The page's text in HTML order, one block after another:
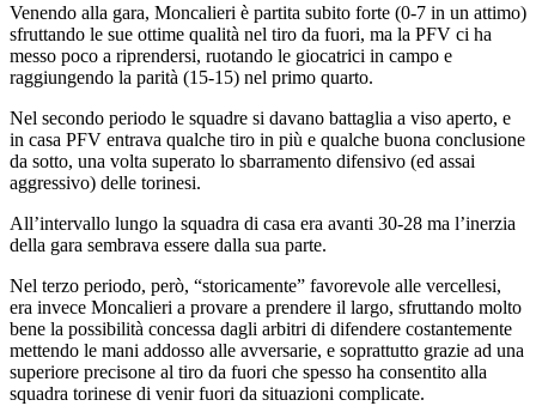
Venendo alla gara, Moncalieri è partita subito forte (0-7 in un attimo)
sfruttando le sue ottime qualità nel tiro da fuori, ma la PFV ci ha
messo poco a riprendersi, ruotando le giocatrici in campo e
raggiungendo la parità (15-15) nel primo quarto.
Nel secondo periodo le squadre si davano battaglia a viso aperto, e
in casa PFV entrava qualche tiro in più e qualche buona conclusione
da sotto, una volta superato lo sbarramento difensivo (ed assai
aggressivo) delle torinesi.
All’intervallo lungo la squadra di casa era avanti 30-28 ma l’inerzia
della gara sembrava essere dalla sua parte.
Nel terzo periodo, però, “storicamente” favorevole alle vercellesi,
era invece Moncalieri a provare a prendere il largo, sfruttando molto
bene la possibilità concessa dagli arbitri di difendere costantemente
mettendo le mani addosso alle avversarie, e soprattutto grazie ad una
superiore precisone al tiro da fuori che spesso ha consentito alla
squadra torinese di venir fuori da situazioni complicate.